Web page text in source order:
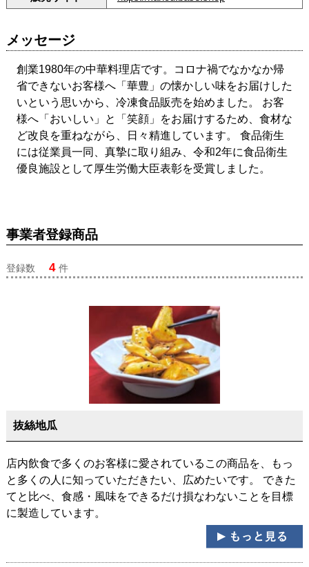
メッセージ
創業1980年の中華料理店です。コロナ禍でなかなか帰
省できないお客様へ「華豊」の懐かしい味をお届けした
いという思いから、冷凍食品販売を始めました。 お客
様へ「おいしい」と「笑顔」をお届けするため、食材な
ど改良を重ねながら、日々精進しています。 食品衛生
には従業員一同、真摯に取り組み、令和2年に食品衛生
優良施設として厚生労働大臣表彰を受賞しました。
事業者登録商品
登録数 4 件
抜絲地瓜
店内飲食で多くのお客様に愛されているこの商品を、もっ
と多くの人に知っていただきたい、広めたいです。 できた
てと比べ、食感・風味をできるだけ損なわないことを目標
に製造しています。